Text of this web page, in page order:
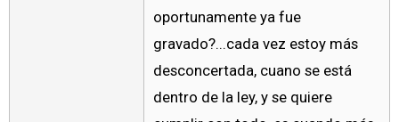
oportunamente ya fue
gravado?...cada vez estoy más
desconcertada, cuano se está
dentro de la ley, y se quiere